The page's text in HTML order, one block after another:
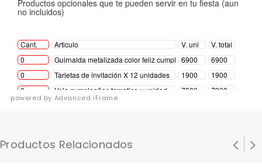
powered by Advanced iFrame
Productos Relacionados